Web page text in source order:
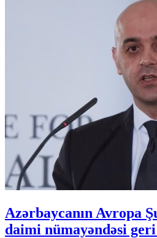
Azərbaycanın Avropa
daimi nümayəndəsi geri